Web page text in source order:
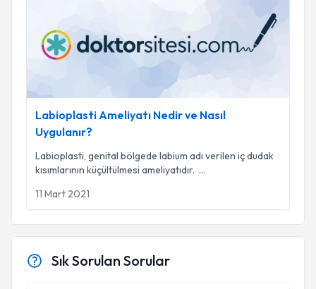
Labioplasti Ameliyatı Nedir ve Nasıl
Uygulanır?
Labioplasti, genital bölgede labium adı verilen iç dudak
kısımlarının küçültülmesi ameliyatıdır. ...
11 Mart 2021
Sık Sorulan Sorular